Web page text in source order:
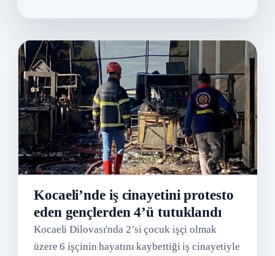
Kocaeli’nde iş cinayetini protesto
eden gençlerden 4’ü tutuklandı
Kocaeli Dilovası'nda 2’si çocuk işçi olmak
üzere 6 işçinin hayatını kaybettiği iş cinayetiyle